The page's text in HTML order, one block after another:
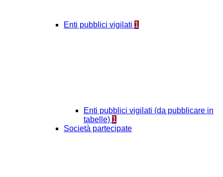
Enti pubblici vigilati 1
Enti pubblici vigilati (da pubblicare in
tabelle) 1
Società partecipate